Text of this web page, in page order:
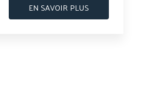
EN SAVOIR PLUS